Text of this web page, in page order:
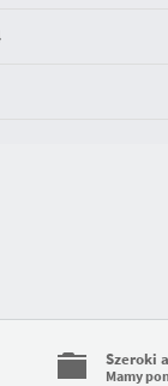
Szeroki
Mamy